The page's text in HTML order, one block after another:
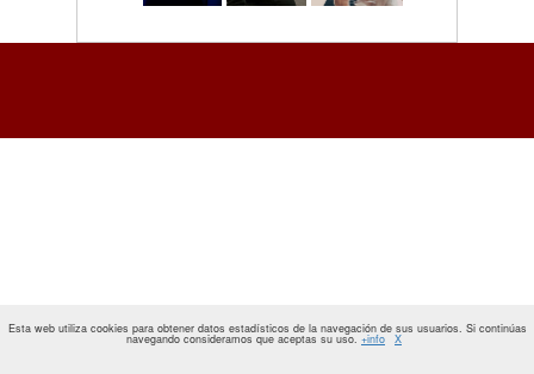
Esta web utiliza cookies para obtener datos estadísticos de la navegación de sus usuarios. Si continúas
navegando consideramos que aceptas su uso. +info X